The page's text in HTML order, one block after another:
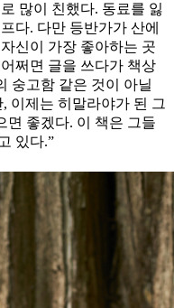
많이 친했다. 동료를 잃
다. 다만 등반가가 산에
신이 가장 좋아하는 곳
쩌면 글을 쓰다가 책상
숭고함 같은 것이 아닐
이제는 히말라야가 된 그
면 좋겠다. 이 책은 그들
있다.”